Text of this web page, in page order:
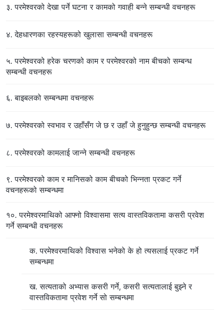
३. परमेश्‍वरको देखा पर्ने घटना र कामको गवाही बन्‍ने सम्बन्धी वचनहरू
४. देहधारणका रहस्यहरूको खुलासा सम्बन्धी वचनहरू
५. परमेश्‍वरको हरेक चरणको काम र परमेश्‍वरको नाम बीचको सम्बन्ध
सम्बन्धी वचनहरू
६. बाइबलको सम्बन्धमा वचनहरू
७. परमेश्‍वरको स्वभाव र उहाँसँग जे छ र उहाँ जे हुनुहुन्छ सम्बन्धी वचनहरू
८. परमेश्‍वरको कामलाई जान्‍ने सम्बन्धी वचनहरू
९. परमेश्‍वरको काम र मानिसको काम बीचको भिन्‍नता प्रकट गर्ने
वचनहरूको सम्बन्धमा
१०. परमेश्‍वरमाथिको आफ्‍नो विश्‍वासमा सत्य वास्तविकतामा कसरी प्रवेश
गर्ने सम्बन्धी वचनहरू
क. परमेश्‍वरमाथिको विश्‍वास भनेको के हो त्यसलाई प्रकट गर्ने
सम्बन्धमा
ख. सत्यताको अभ्यास कसरी गर्ने, कसरी सत्यतालाई बुझ्‍ने र
वास्तविकतामा प्रवेश गर्ने सो सम्बन्धमा